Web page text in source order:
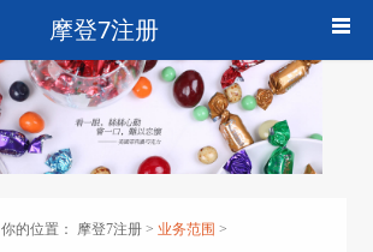
摩登7注册
你的位置： 摩登7注册 > 业务范围 >